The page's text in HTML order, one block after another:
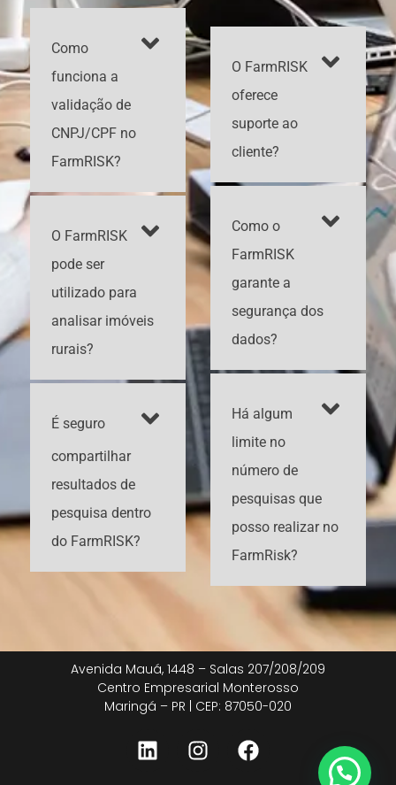
Como
funciona a
validação de
CNPJ/CPF no
FarmRISK?
O FarmRISK
pode ser
utilizado para
analisar imóveis
rurais?
É seguro
compartilhar
resultados de
pesquisa dentro
do FarmRISK?
O FarmRISK
oferece
suporte ao
cliente?
Como o
FarmRISK
garante a
segurança dos
dados?
Há algum
limite no
número de
pesquisas que
posso realizar no
FarmRisk?
Avenida Mauá, 1448 – Salas 207/208/209
Centro Empresarial Monterosso
Maringá – PR | CEP: 87050-020